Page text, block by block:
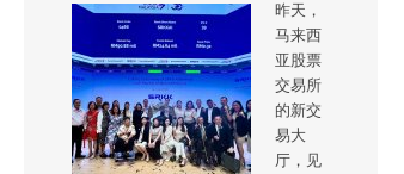
昨天，
马来西
亚股票
交易所
的新交
易大
厅，见